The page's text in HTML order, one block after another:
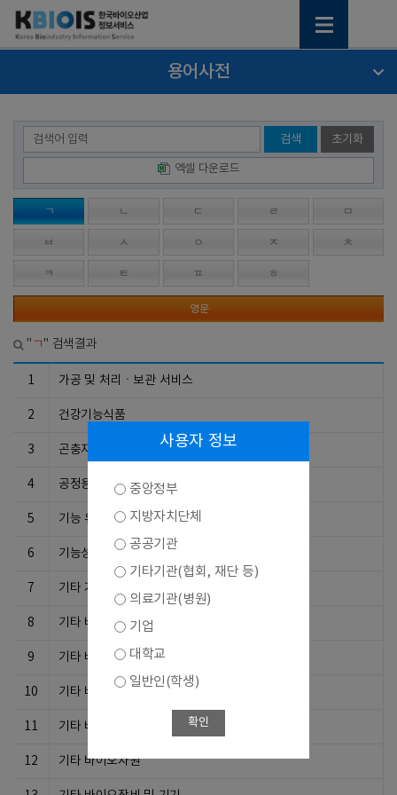
용어사전
검색 초기화
엑셀 다운로드
ㄱ ㄴ ㄷ ㄹ ㅁ
ㅂ ㅅ ㅇ ㅈ ㅊ
ㅋ ㅌ ㅍ ㅎ
영문
"ㄱ" 검색결과
1 가공 및 처리ㆍ보관 서비스
2 건강기능식품
3 곤충자원이용기술
4 공정용 부품
5 기능 유전체학기술
6 기능성 생체재료 개발기술
7 기타 거대분자공학기술
8 기타 바이오서비스
9 기타 바이오식품
10 기타 바이오의료기기
11 기타 바이오의약제품
12 기타 바이오자원
사용자 정보
중앙정부
지방자치단체
공공기관
기타기관(협회, 재단 등)
의료기관(병원)
기업
대학교
일반인(학생)
확인